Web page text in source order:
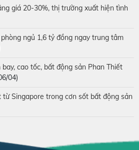
giá 20-30%, thị trường xuất hiện tình
ngủ 1,6 tỷ đồng ngay trung tâm
cao tốc, bất động sản Phan Thiết
04)
từ Singapore trong cơn sốt bất động sản